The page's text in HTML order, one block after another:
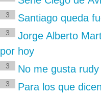
3 Santiago queda
3
Jorge Alberto
por hoy
3 No me gusta
3
Para los que